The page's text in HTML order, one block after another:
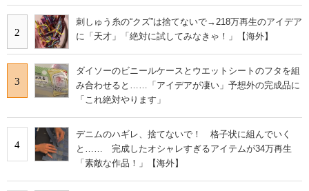
2
刺しゅう糸の“クズ”は捨てないで→218万再生のアイデア
に「天才」「絶対に試してみなきゃ！」【海外】
3
ダイソーのビニールケースとウエットシートのフタを組
み合わせると……「アイデアが凄い」予想外の完成品に
「これ絶対やります」
4
デニムのハギレ、捨てないで！ 格子状に組んでいく
と…… 完成したオシャレすぎるアイテムが34万再生
「素敵な作品！」【海外】